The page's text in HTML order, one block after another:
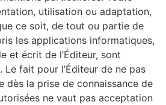
utilisation ou adaptation,
ce soit, de tout ou partie de
les applications informatiques,
et écrit de l’Éditeur, sont
fait pour l’Éditeur de ne pas
dès la prise de connaissance de
ne vaut pas acceptation